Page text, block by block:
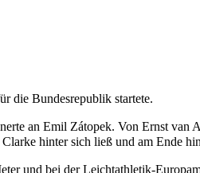
die Bundesrepublik startete.
an Emil Zátopek. Von Ernst van
hinter sich ließ und am Ende
und bei der Leichtathletik-